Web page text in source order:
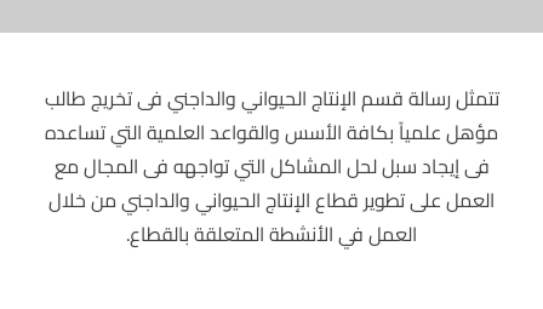
تتمثل رسالة قسم الإنتاج الحيواني والداجني فى تخريج طالب
مؤهل علمياً بكافة الأسس والقواعد العلمية التي تساعده
فى إيجاد سبل لحل المشاكل التي تواجهه فى المجال مع
العمل على تطوير قطاع الإنتاج الحيواني والداجني من خلال
العمل في الأنشطة المتعلقة بالقطاع.